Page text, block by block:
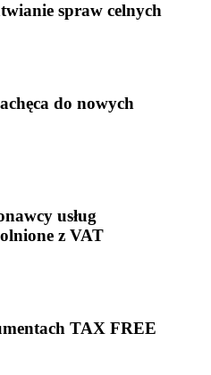
spraw celnych
do nowych
usług
z VAT
TAX FREE